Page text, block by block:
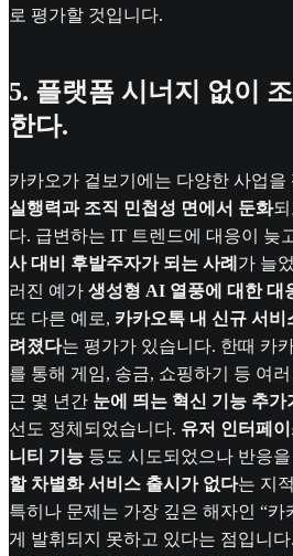
로 평가할 것입니다.
5. 플랫폼 시너지 없이
한다.
카카오가 겉보기에는 다양한 사업을
실행력과 조직 민첩성 면에서 둔화
다. 급변하는 IT 트렌드에 대응이 늦
사 대비 후발주자가 되는 사례 가 늘
러진 예가 생성형 AI 열풍에 대한 대
또 다른 예로, 카카오톡 내 신규 서
려졌다는 평가가 있습니다. 한때 카
를 통해 게임, 송금, 쇼핑하기 등 여
근 몇 년간 눈에 띄는 혁신 기능 추가
선도 정체되었습니다. 유저 인터페이
니티 기능 등도 시도되었으나 반응
할 차별화 서비스 출시가 없다는 지
특히나 문제는 가장 깊은 해자인 “카
게 발휘되지 못하고 있다는 점입니